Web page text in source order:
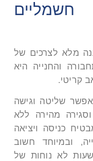
חשמליים
מלא לצרכים של
והחנייה היא
קריטי.
שליטה וגישה
מהירה ללא
כניסה ויציאה
ובמיוחד חשוב
לא נוחות של